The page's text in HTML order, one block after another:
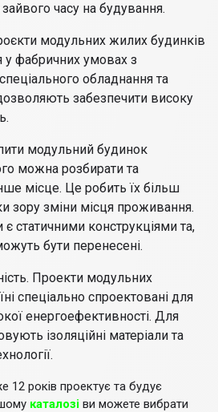
часу на будування.
модульних жилих будинків
у фабричних умовах з
обладнання та
забезпечити високу
модульний будинок
можна розбирати та
місце. Це робить їх більш
зору зміни місця проживання.
є статичними конструкціями та,
бути перенесені.
Проекти модульних
спеціально спроектовані для
енергоефективності. Для
ізоляційні матеріали та
12 років проектує та будує
каталозі ви можете вибрати